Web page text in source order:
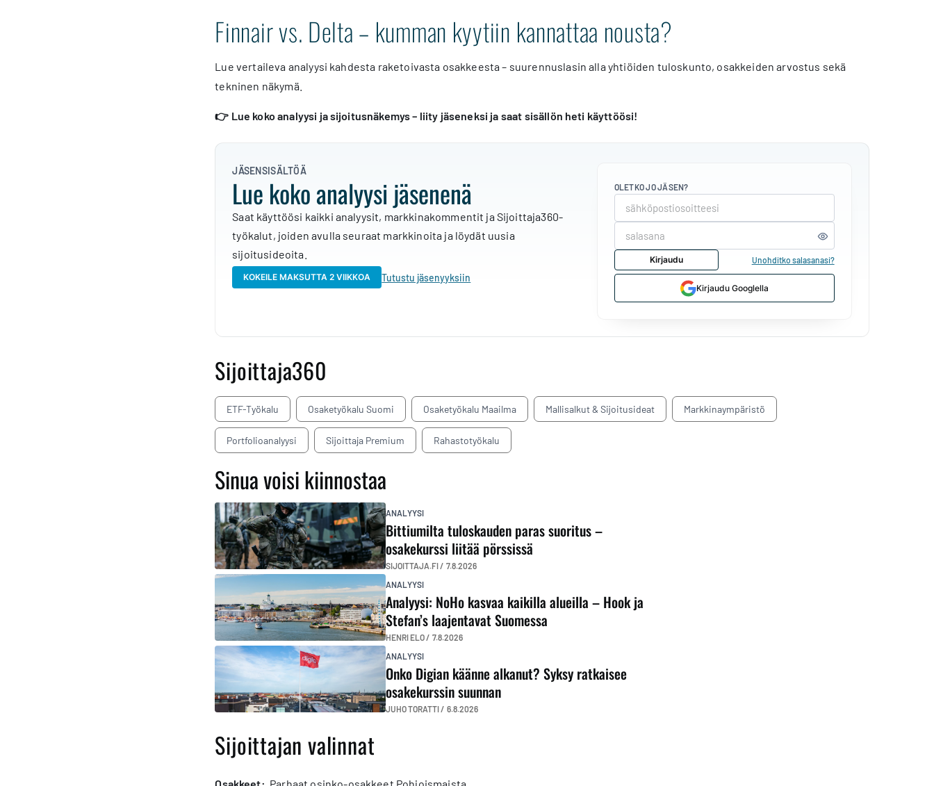
Finnair vs. Delta – kumman kyytiin kannattaa nousta?
Lue vertaileva analyysi kahdesta raketoivasta osakkeesta – suurennuslasin alla yhtiöiden tuloskunto, osakkeiden arvostus sekä
tekninen näkymä.
👉 Lue koko analyysi ja sijoitusnäkemys – liity jäseneksi ja saat sisällön heti käyttöösi!
JÄSENSISÄLTÖÄ
Lue koko analyysi jäsenenä
Saat käyttöösi kaikki analyysit, markkinakommentit ja Sijoittaja360-
työkalut, joiden avulla seuraat markkinoita ja löydät uusia
sijoitusideoita.
KOKEILE MAKSUTTA 2 VIIKKOA Tutustu jäsenyyksiin
OLETKO JO JÄSEN?
Kirjaudu Unohditko salasanasi?
Kirjaudu Googlella
Sijoittaja360
ETF-Työkalu Osaketyökalu Suomi Osaketyökalu Maailma Mallisalkut & Sijoitusideat Markkinaympäristö
Portfolioanalyysi Sijoittaja Premium Rahastotyökalu
Sinua voisi kiinnostaa
ANALYYSI
Bittiumilta tuloskauden paras suoritus –
osakekurssi liitää pörssissä
SIJOITTAJA.FI / 7.8.2026
ANALYYSI
Analyysi: NoHo kasvaa kaikilla alueilla – Hook ja
Stefan’s laajentavat Suomessa
HENRI ELO / 7.8.2026
ANALYYSI
Onko Digian käänne alkanut? Syksy ratkaisee
osakekurssin suunnan
JUHO TORATTI / 6.8.2026
Sijoittajan valinnat